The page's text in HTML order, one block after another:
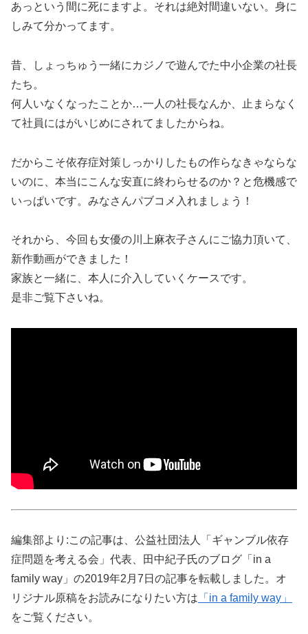
あっという間に死にますよ。それは絶対間違いない。身に
しみて分かってます。
昔、しょっちゅう一緒にカジノで遊んでた中小企業の社長
たち。
何人いなくなったことか…一人の社長なんか、止まらなく
て社員にはがいじめにされてましたからね。
だからこそ依存症対策しっかりしたもの作らなきゃならな
いのに、本当にこんな安直に終わらせるのか？と危機感で
いっぱいです。みなさんパブコメ入れましょう！
それから、今回も女優の川上麻衣子さんにご協力頂いて、
新作動画ができました！
家族と一緒に、本人に介入していくケースです。
是非ご覧下さいね。
編集部より:この記事は、公益社団法人「ギャンブル依存
症問題を考える会」代表、田中紀子氏のブログ「in a
family way」の2019年2月7日の記事を転載しました。オ
リジナル原稿をお読みになりたい方は 「in a family way」
をご覧ください。